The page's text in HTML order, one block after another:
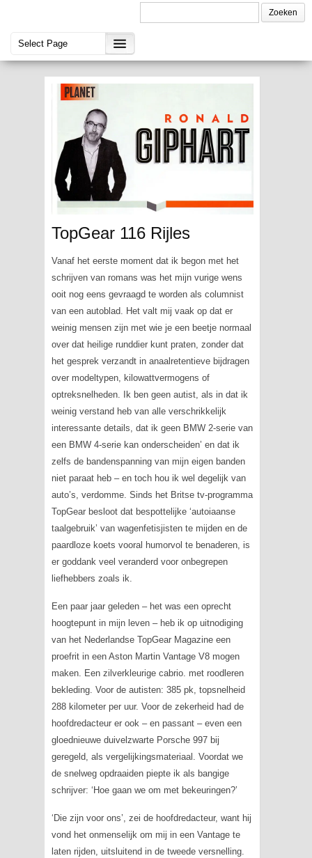
TopGear 116 Rijles
Vanaf het eerste moment dat ik begon met het
schrijven van romans was het mijn vurige wens
ooit nog eens gevraagd te worden als columnist
van een autoblad. Het valt mij vaak op dat er
weinig mensen zijn met wie je een beetje normaal
over dat heilige runddier kunt praten, zonder dat
het gesprek verzandt in anaalretentieve bijdragen
over modeltypen, kilowattvermogens of
optreksnelheden. Ik ben geen autist, als in dat ik
weinig verstand heb van alle verschrikkelijk
interessante details, dat ik geen BMW 2-serie van
een BMW 4-serie kan onderscheiden’ en dat ik
zelfs de bandenspanning van mijn eigen banden
niet paraat heb – en toch hou ik wel degelijk van
auto’s, verdomme. Sinds het Britse tv-programma
TopGear besloot dat bespottelijke ‘autoiaanse
taalgebruik’ van wagenfetisjisten te mijden en de
paardloze koets vooral humorvol te benaderen, is
er goddank veel veranderd voor onbegrepen
liefhebbers zoals ik.
Een paar jaar geleden – het was een oprecht
hoogtepunt in mijn leven – heb ik op uitnodiging
van het Nederlandse TopGear Magazine een
proefrit in een Aston Martin Vantage V8 mogen
maken. Een zilverkleurige cabrio. met roodleren
bekleding. Voor de autisten: 385 pk, topsnelheid
288 kilometer per uur. Voor de zekerheid had de
hoofdredacteur er ook – en passant – even een
gloednieuwe duivelzwarte Porsche 997 bij
geregeld, als vergelijkingsmateriaal. Voordat we
de snelweg opdraaiden piepte ik als bangige
schrijver: ‘Hoe gaan we om met bekeuringen?’
‘Die zijn voor ons’, zei de hoofdredacteur, want hij
vond het onmenselijk om mij in een Vantage te
laten rijden, uitsluitend in de tweede versnelling.